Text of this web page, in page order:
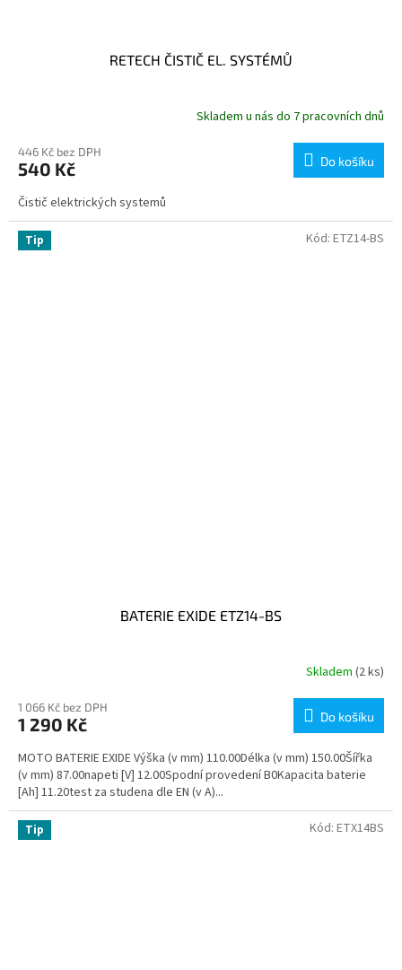
RETECH ČISTIČ EL. SYSTÉMŮ
Skladem u nás do 7 pracovních dnů
446 Kč bez DPH
540 Kč Do košíku
Čistič elektrických systemů
Tip
BATERIE EXIDE ETZ14-BS
Skladem (2 ks)
1 066 Kč bez DPH
1 290 Kč Do košíku
MOTO BATERIE EXIDE Výška (v mm) 110.00Délka (v mm) 150.00Šířka
(v mm) 87.00napeti [V] 12.00Spodní provedení B0Kapacita baterie
[Ah] 11.20test za studena dle EN (v A)...
Kód: ETZ14-BS
Tip Kód: ETX14BS